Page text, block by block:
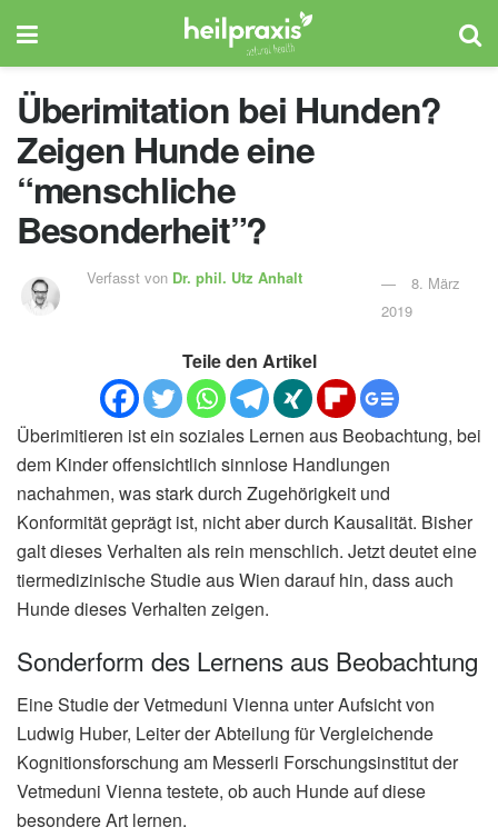
Überimitation bei Hunden?
Zeigen Hunde eine
“menschliche
Besonderheit”?
Verfasst von Dr. phil. Utz Anhalt
8. März
2019
Teile den Artikel
Überimitieren ist ein soziales Lernen aus Beobachtung, bei
dem Kinder offensichtlich sinnlose Handlungen
nachahmen, was stark durch Zugehörigkeit und
Konformität geprägt ist, nicht aber durch Kausalität. Bisher
galt dieses Verhalten als rein menschlich. Jetzt deutet eine
tiermedizinische Studie aus Wien darauf hin, dass auch
Hunde dieses Verhalten zeigen.
Sonderform des Lernens aus Beobachtung
Eine Studie der Vetmeduni Vienna unter Aufsicht von
Ludwig Huber, Leiter der Abteilung für Vergleichende
Kognitionsforschung am Messerli Forschungsinstitut der
Vetmeduni Vienna testete, ob auch Hunde auf diese
besondere Art lernen.